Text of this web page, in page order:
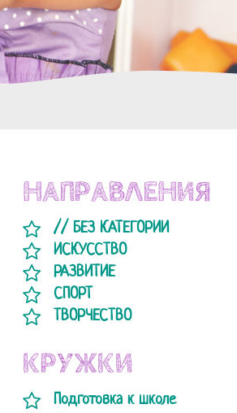
НАПРАВЛЕНИЯ
// БЕЗ КАТЕГОРИИ
ИСКУССТВО
РАЗВИТИЕ
СПОРТ
ТВОРЧЕСТВО
КРУЖКИ
Подготовка к школе